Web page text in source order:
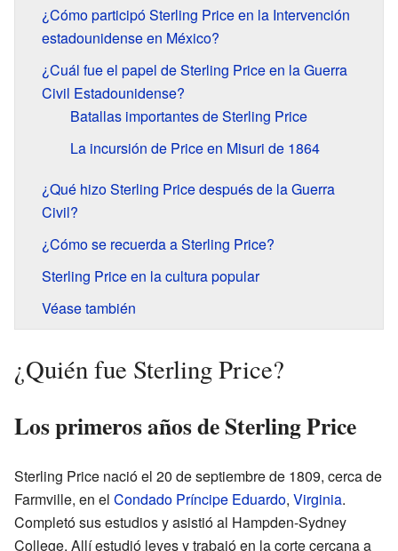
¿Cómo participó Sterling Price en la Intervención
estadounidense en México?
¿Cuál fue el papel de Sterling Price en la Guerra
Civil Estadounidense?
Batallas importantes de Sterling Price
La incursión de Price en Misuri de 1864
¿Qué hizo Sterling Price después de la Guerra
Civil?
¿Cómo se recuerda a Sterling Price?
Sterling Price en la cultura popular
Véase también
¿Quién fue Sterling Price?
Los primeros años de Sterling Price
Sterling Price nació el 20 de septiembre de 1809, cerca de
Farmville, en el Condado Príncipe Eduardo, Virginia.
Completó sus estudios y asistió al Hampden-Sydney
College. Allí estudió leyes y trabajó en la corte cercana a